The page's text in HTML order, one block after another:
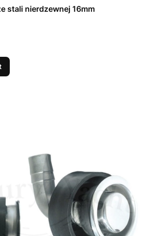
stali nierdzewnej 16mm